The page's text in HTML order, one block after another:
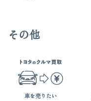
その他
車を売りたい